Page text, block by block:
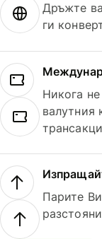
Дръжте
ги
Никога
валутния
Парите